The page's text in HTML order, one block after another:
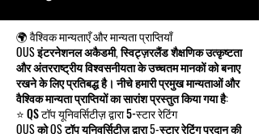
🌍 वैश्विक मान्यताएँ और मान्यता प्राप्तियाँ
OUS इंटरनेशनल अकैडमी, स्विट्ज़रलैंड शैक्षणिक उत्कृष्टता
और अंतरराष्ट्रीय विश्वसनीयता के उच्चतम मानकों को बनाए
रखने के लिए प्रतिबद्ध है। नीचे हमारी प्रमुख मान्यताओं और
वैश्विक मान्यता प्राप्तियों का सारांश प्रस्तुत किया गया है:
⭐ QS टॉप यूनिवर्सिटीज़ द्वारा 5-स्टार रेटिंग
OUS को QS टॉप यूनिवर्सिटीज़ द्वारा 5-स्टार रेटिंग प्रदान की